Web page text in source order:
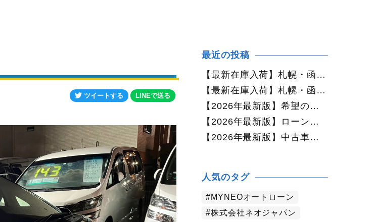
ツイートする LINEで送る
最近の投稿
【最新在庫入荷】札幌・函館で人気の中古車が続々入庫中｜早い者勝ち！【ダイハツ ミラココア660プラスX 4WD】
【最新在庫入荷】札幌・函館で人気の中古車が続々入庫中｜早い者勝ち！【ホンダ N-BOX660カスタムG Lパッケージ 4WD】
【2026年最新版】希望の中古車が見つからない方へ｜ネオカーオーダーで理想の一台を全国からお探しします
【2026年最新版】ローンに不安がある方へ｜ネオドライブローンの窓口で新しいカーライフをサポート
【2026年最新版】中古車購入でよくある質問20選｜初めての方でも失敗しない完全ガイド【札幌・北海道対応】
人気のタグ
MYNEOオートローン
株式会社ネオジャパン